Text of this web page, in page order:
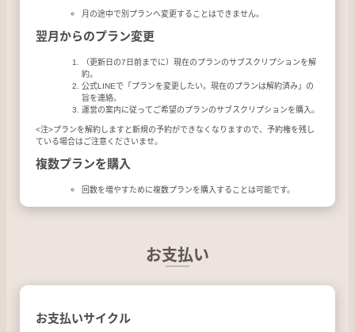
月の途中で別プランへ変更することはできません。
翌月からのプラン変更
（更新日の7日前までに）現在のプランのサブスクリプションを解
約。
公式LINEで「プランを変更したい。現在のプランは解約済み」の
旨を連絡。
運営の案内に従ってご希望のプランのサブスクリプションを購入。
<注>プランを解約しますと新規の予約ができなくなりますので、予約権を残し
ている場合はご注意くださいませ。
複数プランを購入
回数を増やすために複数プランを購入することは可能です。
お支払い
お支払いサイクル